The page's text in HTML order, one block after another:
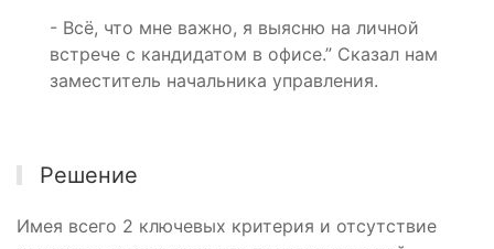
- Всё, что мне важно, я выясню на личной
встрече с кандидатом в офисе.” Сказал нам
заместитель начальника управления.
Решение
Имея всего 2 ключевых критерия и отсутствие